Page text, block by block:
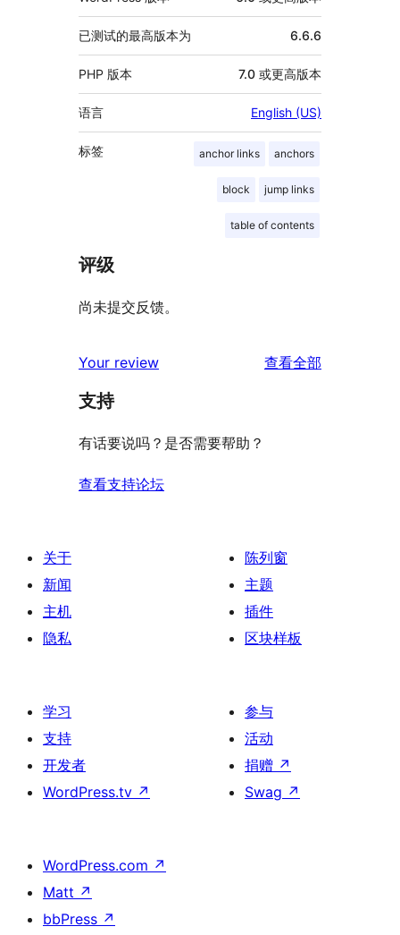
已测试的最高版本为 6.6.6
PHP 版本 7.0 或更高版本
语言 English (US)
标签 anchor links anchors
block jump links
table of contents
评级
尚未提交反馈。
Your review 查看全部
支持
有话要说吗？是否需要帮助？
查看支持论坛
关于
新闻
主机
隐私
陈列窗
主题
插件
区块样板
学习
支持
开发者
WordPress.tv ↗
参与
活动
捐赠 ↗
Swag ↗
WordPress.com ↗
Matt ↗
bbPress ↗